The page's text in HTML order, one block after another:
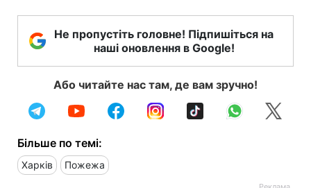
Не пропустіть головне! Підпишіться на
наші оновлення в Google!
Або читайте нас там, де вам зручно!
Більше по темі:
Харків Пожежа